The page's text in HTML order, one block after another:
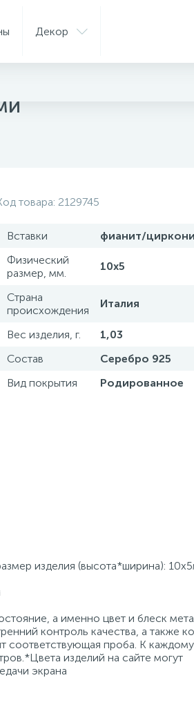
Декор
товара: 2129745
Вставки
фианит/
Физический
размер, мм.
10х5
Страна
происхождения
Италия
Вес изделия, г.
1,03
Состав
Серебро 925
Вид покрытия
Родированное
изделия (высота*ширина):
а именно цвет и блеск
контроль качества, а также
соответствующая проба. К каждому
изделий на сайте могут
экрана